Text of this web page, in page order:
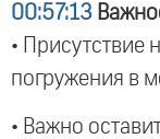
00:57:13
• Присутствие
погружения в
• Важно